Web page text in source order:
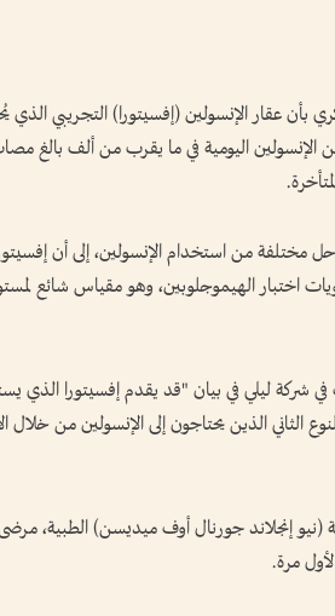
بأن عقار الإنسولين (إفسيتورا) التجريبي الذي
الإنسولين اليومية في ما يقرب من ألف بالغ
مختلفة من استخدام الإنسولين، إلى أن
اختبار الهيموجلوبين، وهو مقياس شائع
شركة ليلي في بيان "قد يقدم إفسيتورا الذي
الثاني الذين يحتاجون إلى الإنسولين من خلال
(نيو إنجلاند جورنال أوف ميديسن) الطبية،
مرة.